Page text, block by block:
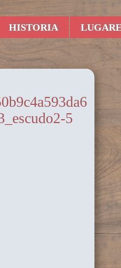
HISTORIA
5